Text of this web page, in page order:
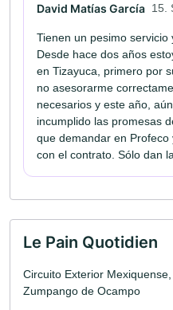
David Matías García 15.
Tienen un pesimo servicio
Desde hace dos años
en Tizayuca, primero por
no asesorarme
necesarios y este año,
incumplido las promesas
que demandar en
con el contrato. Sólo dan
Le Pain Quotidien
Circuito Exterior
Zumpango de Ocampo